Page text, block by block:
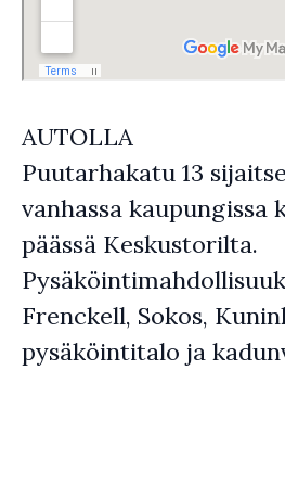
AUTOLLA
Puutarhakatu 13
vanhassa kaupungissa
päässä Keskustorilta.
Frenckell, Sokos,
pysäköintitalo ja